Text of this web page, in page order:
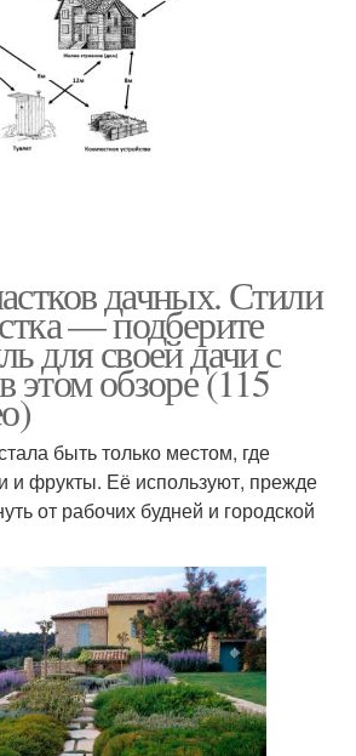
дачных. Стили
— подберите
для своей дачи с
этом обзоре (115
быть только местом, где
фрукты. Её используют, прежде
от рабочих будней и городской